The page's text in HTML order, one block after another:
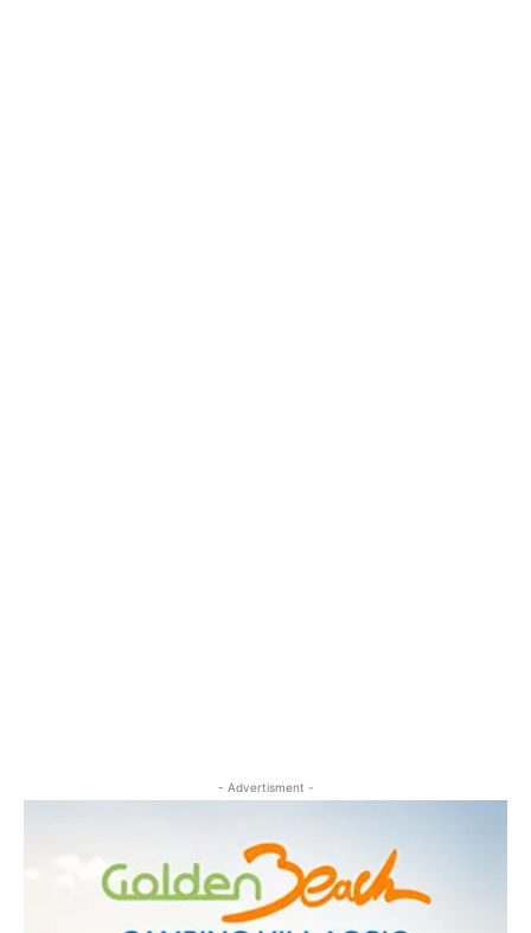
- Advertisment -